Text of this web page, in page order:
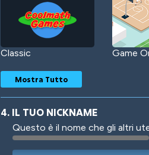
Classic Game
Robotic
Mostra Tutto
4. IL TUO NICKNAME
Questo è il nome che gli altri